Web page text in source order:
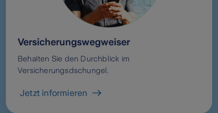
Versicherungswegweiser
Behalten Sie den Durchblick im
Versicherungsdschungel.
Jetzt informieren